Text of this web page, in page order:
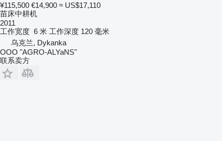
¥115,500 €14,900 ≈ US$17,110
苗床中耕机
2011
工作宽度 6 米 工作深度 120 毫米
乌克兰, Dykanka
OOO "AGRO-ALYaNS"
联系卖方